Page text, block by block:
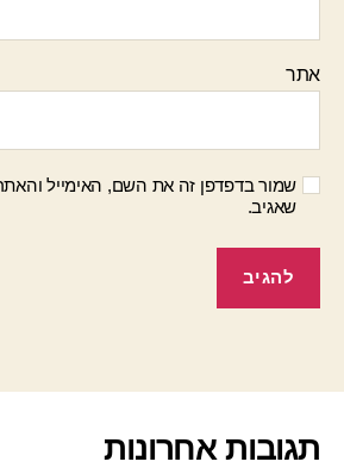
אתר
שמור בדפדפן זה את השם, האימייל
שאגיב.
תגובות אחרונות